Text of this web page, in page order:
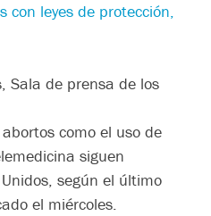
con leyes de protección,
Sala de prensa de los
como el uso de
siguen
según el último
el miércoles.